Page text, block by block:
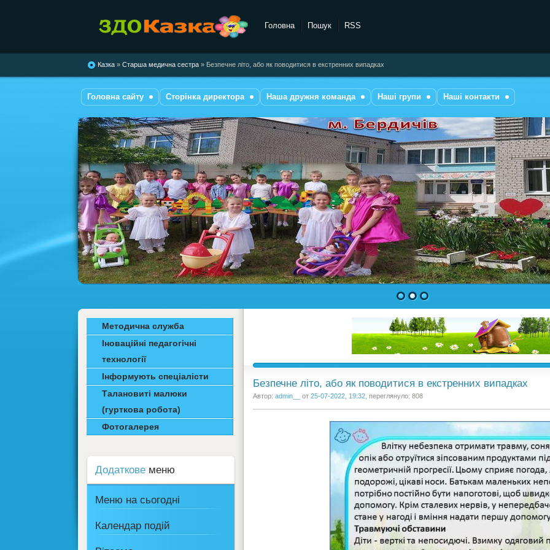
"Казка"
Головна Пошук RSS
Казка » Старша медична сестра » Безпечне літо, або як поводитися в екстренних випадках
Головна сайту Сторінка директора Наша дружня команда Наші групи Наші контакти
1 2 3
Безпечне літо, або як поводитися в екстренних випадках
Автор: admin__ от 25-07-2022, 19:32 , переглянуло: 808
Методична служба
Іноваційні педагогічні
технології
Інформують спеціалісти
Талановиті малюки
(гурткова робота)
Фотогалерея
Додаткове меню
Меню на сьогодні
Календар подій